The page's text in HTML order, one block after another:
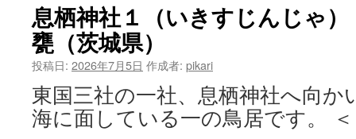
ッ息栖神社１（いきすじんじゃ
甕（茨城県）
投稿日: 2026年7月5日 作成者: pikari
東国三社の一社、息栖神社へ向か
海に面している一の鳥居です。